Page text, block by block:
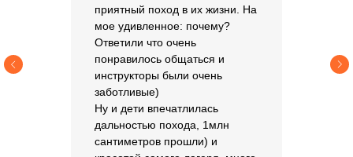
приятный поход в их жизни. На
мое удивленное: почему?
Ответили что очень
понравилось общаться и
инструкторы были очень
заботливые)
Ну и дети впечатлилась
дальностью похода, 1млн
сантиметров прошли) и
+7
Сколько билетов вам
+